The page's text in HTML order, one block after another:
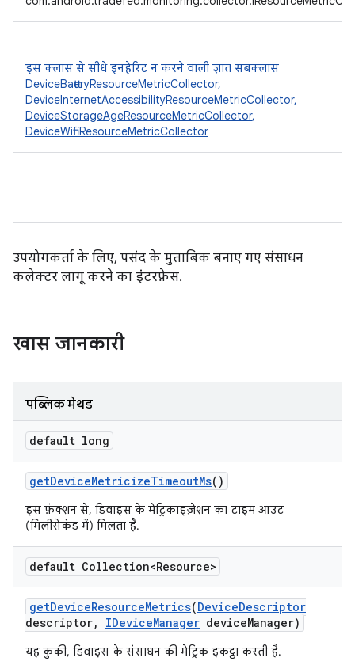
इस क्लास से सीधे इनहेरिट न करने वाली ज्ञात सबक्लास
DeviceBatteryResourceMetricCollector,
DeviceInternetAccessibilityResourceMetricCollector,
DeviceStorageAgeResourceMetricCollector,
DeviceWifiResourceMetricCollector
उपयोगकर्ता के लिए, पसंद के मुताबिक बनाए गए संसाधन
कलेक्टर लागू करने का इंटरफ़ेस.
खास जानकारी
पब्लिक मेथड
default long
getDeviceMetricizeTimeoutMs()
इस फ़ंक्शन से, डिवाइस के मेट्रिकाइज़ेशन का टाइम आउट
(मिलीसेकंड में) मिलता है.
default Collection<Resource>
getDeviceResourceMetrics(DeviceDescriptor
descriptor, IDeviceManager deviceManager)
यह कुकी, डिवाइस के संसाधन की मेट्रिक इकट्ठा करती है.